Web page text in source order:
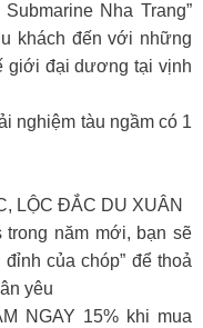
Nha Trang”
khách đến với những
giới đại dương tại vịnh
nghiệm tàu ngầm có 1
LỘC ĐẮC DU XUÂN
năm mới, bạn sẽ
của chóp” để thoả
yêu
NGAY 15% khi mua